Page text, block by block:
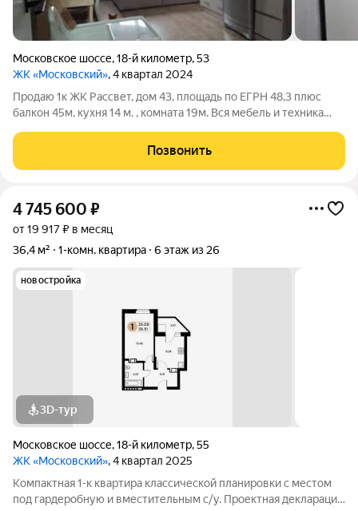
Московское шоссе,18-й километр,53
ЖК «Московский», 4 квартал 2024
Продаю 1к ЖК Рассвет, дом 43, площадь по ЕГРН 48,3 плюс
балкон 45м, кухня 14 м. , комната 19м. Вся мебель и техника
встречной покупки есть. Рассмотрю все виды оплаты.
Позвонить
4 745 600 ₽
от 19 917 ₽ в месяц
36,4 м²
1-комн. квартира 6 этаж из 26
новостройка
3D-тур
Московское шоссе,18-й километр,55
ЖК «Московский», 4 квартал 2025
Компактная 1-к квартира классической планировки с местом
под гардеробную и вместительным с/у. Проектная декларация